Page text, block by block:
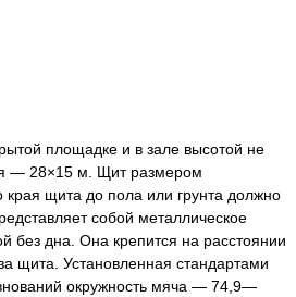
площадке и в зале высотой не
— 28×15 м. Щит размером
края щита до пола или грунта должно
собой металлическое
без дна. Она крепится на расстоянии
щита. Установленная стандартами
окружность мяча — 74,9—